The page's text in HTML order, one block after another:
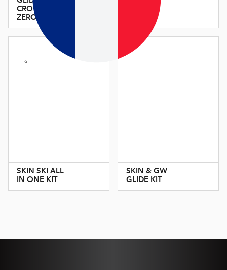
CROWN &
ZERO
SKIN SKI ALL
IN ONE KIT
SKIN & GW
GLIDE KIT